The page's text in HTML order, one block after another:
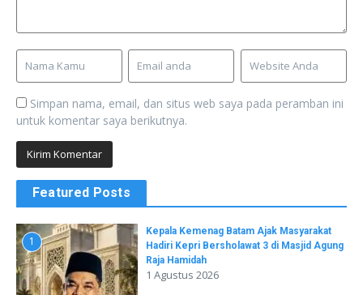
Simpan nama, email, dan situs web saya pada peramban ini
untuk komentar saya berikutnya.
Featured Posts
1
Kepala Kemenag Batam Ajak Masyarakat
Hadiri Kepri Bersholawat 3 di Masjid Agung
Raja Hamidah
1 Agustus 2026